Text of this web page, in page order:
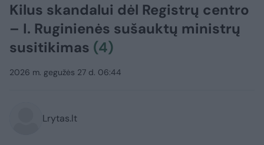
Kilus skandalui dėl Registrų centro
– I. Ruginienės sušauktų ministrų
susitikimas (4)
2026 m. gegužės 27 d. 06:44
Lrytas.lt